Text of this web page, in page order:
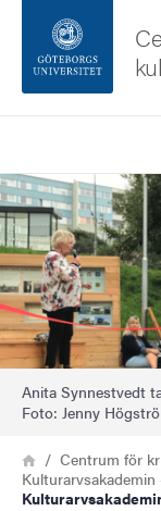
Sidfoten
Om webbplatsen
Bild
Anita Synnestvedt
Foto: Jenny
Länkstig
HemCentrum för